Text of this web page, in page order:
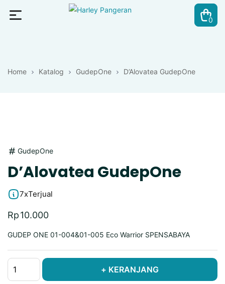
0
Home Katalog GudepOne D’Alovatea GudepOne
GudepOne
D’Alovatea GudepOne
7xTerjual
Rp10.000
GUDEP ONE 01-004&01-005 Eco Warrior SPENSABAYA
D'Alovatea
GudepOne
+ KERANJANG